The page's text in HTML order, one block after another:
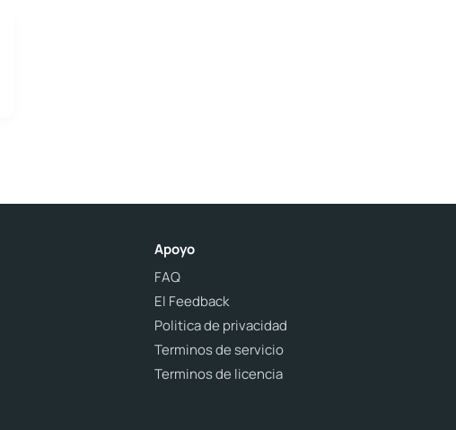
Apoyo
FAQ
El Feedback
Politica de privacidad
Terminos de servicio
Terminos de licencia